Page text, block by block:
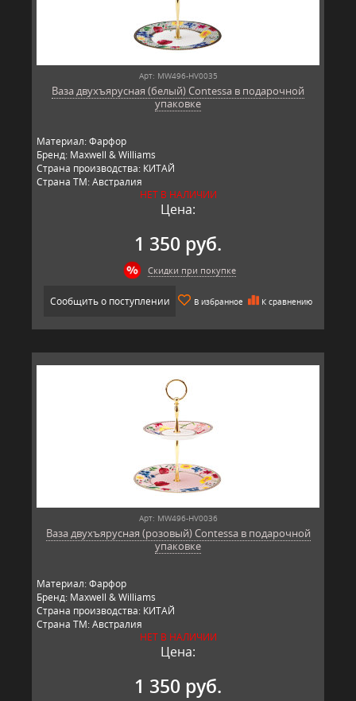
Арт: MW496-HV0035
Ваза двухъярусная (белый) Contessa в подарочной
упаковке
Материал: Фарфор
Бренд: Maxwell & Williams
Страна производства: КИТАЙ
Страна ТМ: Австралия
НЕТ В НАЛИЧИИ
Цена:
1 350 руб.
Скидки при покупке
Сообщить о поступлении В избранное К сравнению
Арт: MW496-HV0036
Ваза двухъярусная (розовый) Contessa в подарочной
упаковке
Материал: Фарфор
Бренд: Maxwell & Williams
Страна производства: КИТАЙ
Страна ТМ: Австралия
НЕТ В НАЛИЧИИ
Цена:
1 350 руб.